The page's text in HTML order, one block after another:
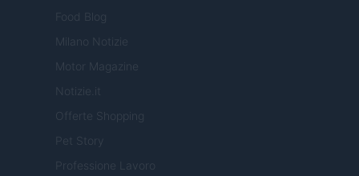
Food Blog
Milano Notizie
Motor Magazine
Notizie.it
Offerte Shopping
Pet Story
Professione Lavoro